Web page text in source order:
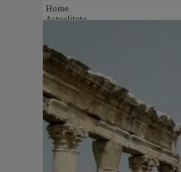
Home
Actualitate